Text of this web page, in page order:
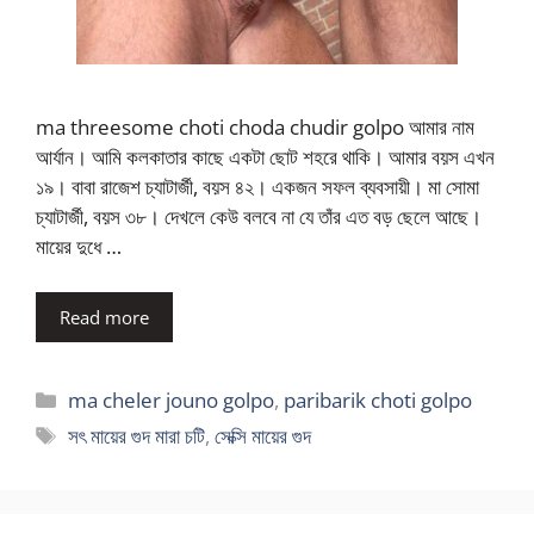
ma threesome choti choda chudir golpo আমার নাম
আর্যান। আমি কলকাতার কাছে একটা ছোট শহরে থাকি। আমার বয়স এখন
১৯। বাবা রাজেশ চ্যাটার্জী, বয়স ৪২। একজন সফল ব্যবসায়ী। মা সোমা
চ্যাটার্জী, বয়স ৩৮। দেখলে কেউ বলবে না যে তাঁর এত বড় ছেলে আছে।
মায়ের দুধে …
Read more
Categories
ma cheler jouno golpo, paribarik choti golpo
Tags
সৎ মায়ের গুদ মারা চটি,সেক্সি মায়ের গুদ